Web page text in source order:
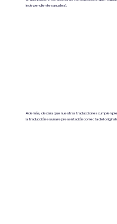
independientes anuales).
Además, declara que nuestras traducciones cumplen
la traducción es una representación correcta del